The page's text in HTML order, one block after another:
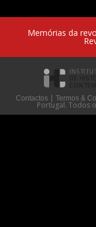
Memórias da
Contactos | Termos &
Portugal. Todos